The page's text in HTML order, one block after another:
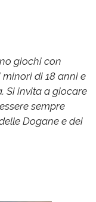
giochi con
di 18 anni e
Si invita a giocare
sempre
Dogane e dei